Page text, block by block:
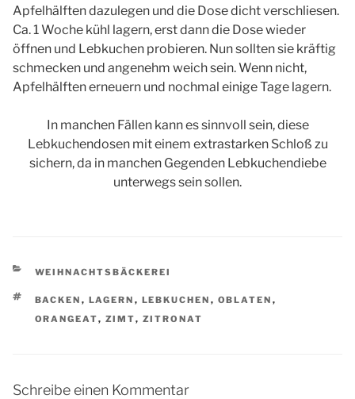
Apfelhälften dazulegen und die Dose dicht verschliesen.
Ca. 1 Woche kühl lagern, erst dann die Dose wieder
öffnen und Lebkuchen probieren. Nun sollten sie kräftig
schmecken und angenehm weich sein. Wenn nicht,
Apfelhälften erneuern und nochmal einige Tage lagern.
In manchen Fällen kann es sinnvoll sein, diese
Lebkuchendosen mit einem extrastarken Schloß zu
sichern, da in manchen Gegenden Lebkuchendiebe
unterwegs sein sollen.
KATEGORIEN
WEIHNACHTSBÄCKEREI
SCHLAGWÖRTER
BACKEN , LAGERN , LEBKUCHEN , OBLATEN ,
ORANGEAT, ZIMT, ZITRONAT
Schreibe einen Kommentar